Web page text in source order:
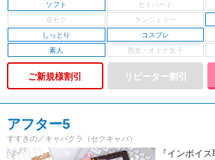
ソフト
しっとり
コスプレ
素人
ご新規様割引
アフター5
すすきの／キャバクラ（セクキャバ）
『インボイ